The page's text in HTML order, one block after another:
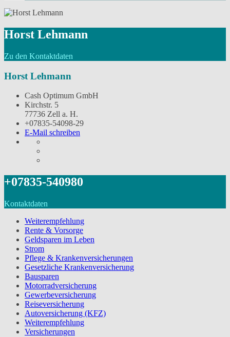
Horst Lehmann
Zu den Kontaktdaten
Horst Lehmann
Cash Optimum GmbH
Kirchstr. 5
77736 Zell a. H.
+07835-54098-29
E-Mail schreiben
+07835-540980
Kontaktdaten
Weiterempfehlung
Rente & Vorsorge
Geldsparen im Leben
Strom
Pflege & Krankenversicherungen
Gesetzliche Krankenversicherung
Bausparen
Motorradversicherung
Gewerbeversicherung
Reiseversicherung
Autoversicherung (KFZ)
Weiterempfehlung
Versicherungen